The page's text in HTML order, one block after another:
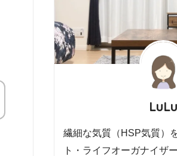
LuLu
繊細な気質（HSP気質）
ト・ライフオーガナイザ